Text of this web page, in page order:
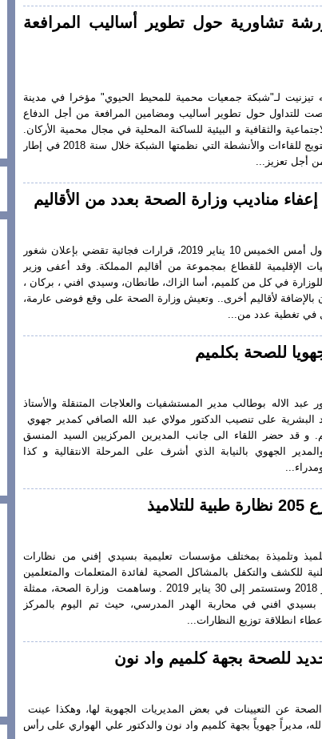
تشاورية حول تطوير أساليب المرافعة
لـ"شبكة جمعيات محمية للمحيط الحيوي" مؤخرا في مدينة
للتداول حول تطوير أساليب ومضامين المرافعة من أجل الدفاع
والثقافية و البيئية للساكنة المحلية في مجال محمية الأركان.
تنظيم هذه الورشة يأتي كتتويج للقاءات والأنشطة التي نظمتها الشبكة خلال سنة 2018 في إطار
أجل تعزيز...
مناديب وزارة الصحة بعدد من الأقاليم
أصدرت وزارة الصحة يوم أول أمس الخميس 10 يناير 2019، قرارات فجائية تقضي بإعلان شغور
الإقليمية للقطاع بمجموعة من أقاليم المملكة. وقد أعفى وزير
للوزارة في كل من كلميم، أسا الزاك، طانطان، وسيدي افني ، بركان ،
لأقاليم أخرى.. وتعيش وزارة الصحة على وقع فوضى عارمة،
في تغطية عدد من...
للصحة بكلميم
عبد الاله بوطالب مدير المستشفيات والعلاجات المتنقلة والأستاذ
البشرية على تنصيب الدكتور مولاي عبد الله الصافي كمدير جهوي
و قد حضر اللقاء الى جانب المديرين المركزيين السيد المنسق
الجهوي بالنيابة الذي أشرف على المرحلة الانتقالية و كذا
نيوز استفاد 205 تلميذ وتلميذة بمختلف مؤسسات تعليمية بسيدي إفني من نظارات
للكشف والتكفل بالمشاكل الصحية لفائدة المتعلمات والمتعلمين
التي انطلقت من 17 شتنبر 2018 وستستمر إلى 30 يناير 2019 . وساهمت وزارة الصحة، ممثلة
بسيدي افني في محاربة الهدر المدرسي، حيث تم اليوم بالمركز
انطلاقة توزيع النظارات...
للصحة بجهة كلميم واد نون
عن التعيينات في بعض المديريات الجهوية لها، وهكذا عينت
مديراً جهوياً بجهة كلميم واد نون والدكتور علي الهواري على رأس